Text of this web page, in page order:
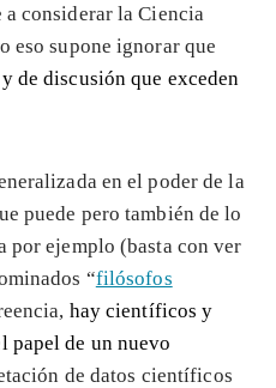
considerar la Ciencia
eso supone ignorar que
de discusión que exceden
en el poder de la
puede pero también de lo
por ejemplo (basta con ver
“filósofos
hay científicos y
papel de un nuevo
de datos científicos